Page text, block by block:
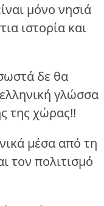
μόνο νησιά
ιστορία και
δε θα
γλώσσα
της χώρας!!
μέσα από τη
τον πολιτισμό